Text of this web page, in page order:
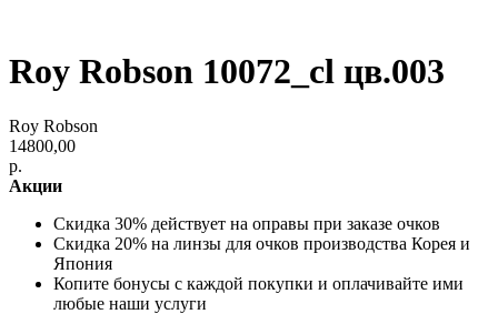
Roy Robson 10072_cl цв.003
Roy Robson
14800,00
р.
Акции
Скидка 30% действует на оправы при заказе очков
Скидка 20% на линзы для очков производства Корея и
Япония
Копите бонусы с каждой покупки и оплачивайте ими
любые наши услуги